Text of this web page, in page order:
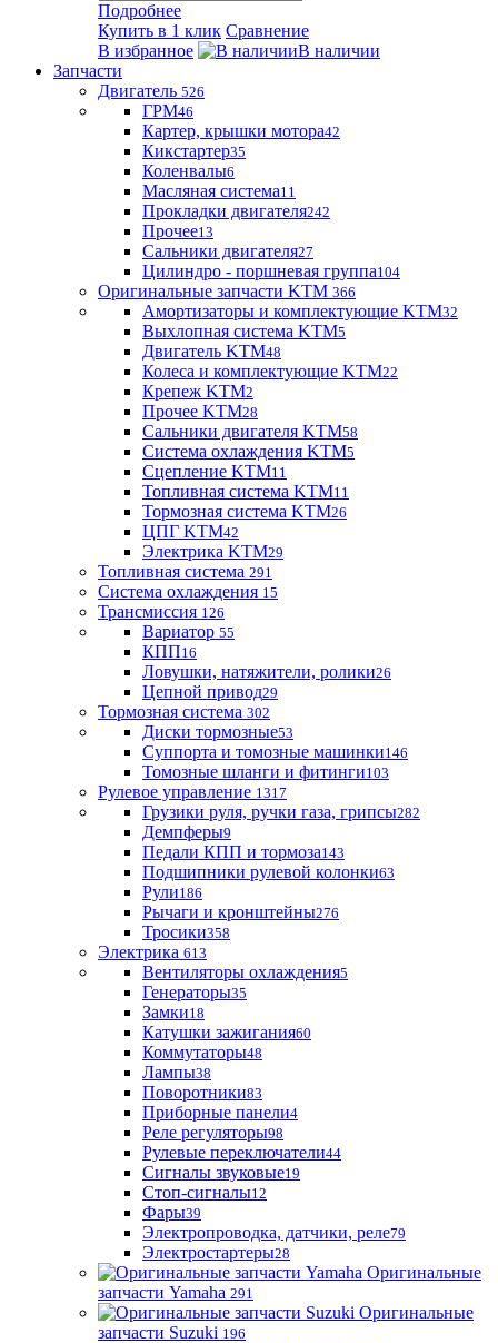
Подробнее
Купить в 1 клик Сравнение
В избранное
В наличии
Запчасти
Двигатель 526
ГРМ46
Картер, крышки мотора42
Кикстартер35
Коленвалы6
Масляная система11
Прокладки двигателя242
Прочее13
Сальники двигателя27
Цилиндро - поршневая группа104
Оригинальные запчасти KTM 366
Амортизаторы и комплектующие KTM32
Выхлопная система KTM5
Двигатель KTM48
Колеса и комплектующие KTM22
Крепеж KTM2
Прочее KTM28
Сальники двигателя KTM58
Система охлаждения KTM5
Сцепление KTM11
Топливная система KTM11
Тормозная система KTM26
ЦПГ KTM42
Электрика KTM29
Топливная система 291
Система охлаждения 15
Трансмиссия 126
Вариатор 55
КПП16
Ловушки, натяжители, ролики26
Цепной привод29
Тормозная система 302
Диски тормозные53
Суппорта и томозные машинки146
Томозные шланги и фитинги103
Рулевое управление 1317
Грузики руля, ручки газа, грипсы282
Демпферы9
Педали КПП и тормоза143
Подшипники рулевой колонки63
Рули186
Рычаги и кронштейны276
Тросики358
Электрика 613
Вентиляторы охлаждения5
Генераторы35
Замки18
Катушки зажигания60
Коммутаторы48
Лампы38
Поворотники83
Приборные панели4
Реле регуляторы98
Рулевые переключатели44
Сигналы звуковые19
Стоп-сигналы12
Фары39
Электропроводка, датчики, реле79
Электростартеры28
Оригинальные
запчасти Yamaha 291
Оригинальные
запчасти Suzuki 196